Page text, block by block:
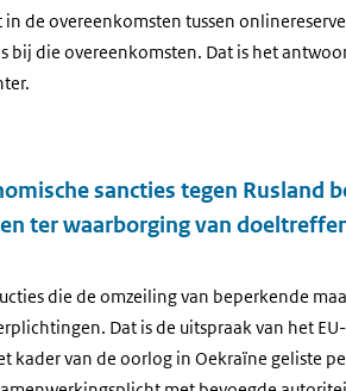
de overeenkomsten tussen
bij die overeenkomsten. Dat is het
sancties tegen Rusland
ter waarborging van
die de omzeiling van beperkende
Dat is de uitspraak van het
kader van de oorlog in Oekraïne geliste